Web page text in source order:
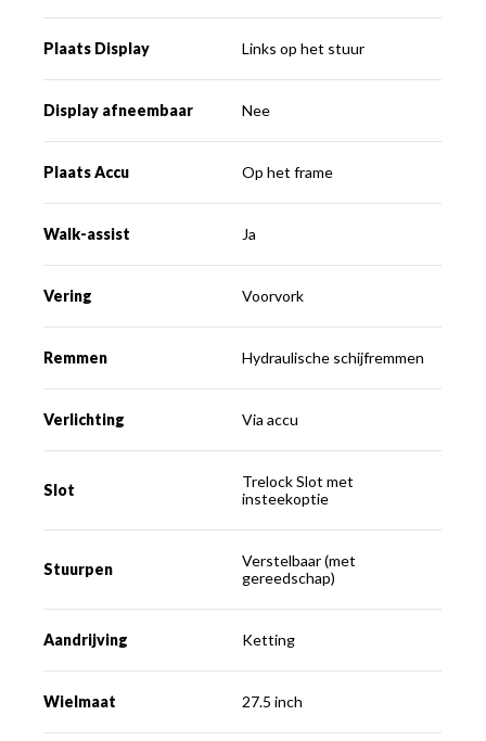
Plaats Display Links op het stuur
Display afneembaar Nee
Plaats Accu Op het frame
Walk-assist Ja
Vering Voorvork
Remmen Hydraulische schijfremmen
Verlichting Via accu
Slot
Trelock Slot met
insteekoptie
Stuurpen
Verstelbaar (met
gereedschap)
Aandrijving Ketting
Wielmaat 27.5 inch